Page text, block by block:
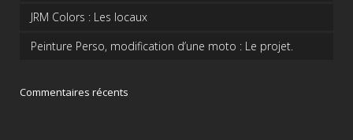
JRM Colors : Les locaux
Peinture Perso, modification d’une moto : Le projet.
Commentaires récents